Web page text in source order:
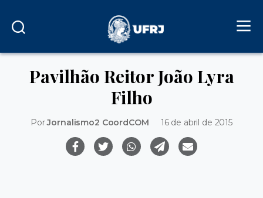
Pavilhão Reitor João Lyra
Filho
PorJornalismo2 CoordCOM 16 de abril de 2015